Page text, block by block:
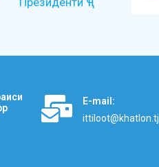
E-mail:
ittiloot@khatlon.tj